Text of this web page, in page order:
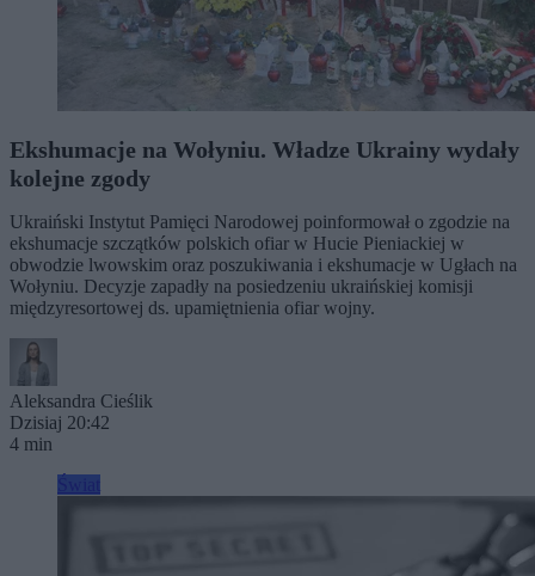
Ekshumacje na Wołyniu. Władze Ukrainy wydały
kolejne zgody
Ukraiński Instytut Pamięci Narodowej poinformował o zgodzie na
ekshumacje szczątków polskich ofiar w Hucie Pieniackiej w
obwodzie lwowskim oraz poszukiwania i ekshumacje w Ugłach na
Wołyniu. Decyzje zapadły na posiedzeniu ukraińskiej komisji
międzyresortowej ds. upamiętnienia ofiar wojny.
Aleksandra Cieślik
Dzisiaj 20:42
4 min